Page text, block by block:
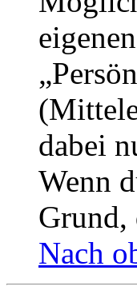
dabei
Wenn
Grund,
Nach